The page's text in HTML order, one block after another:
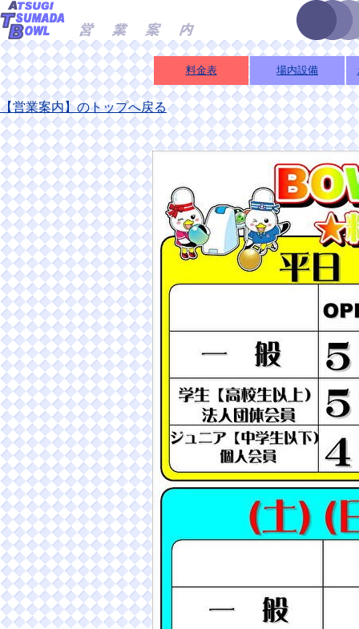
料金表 場内設備
【営業案内】のトップへ戻る